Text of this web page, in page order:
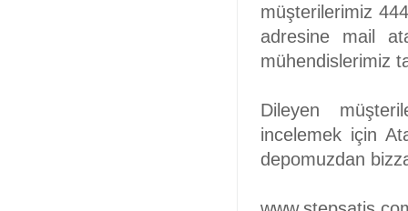
müşterilerimiz
adresine mail
mühendislerimiz
Dileyen
incelemek için
depomuzdan